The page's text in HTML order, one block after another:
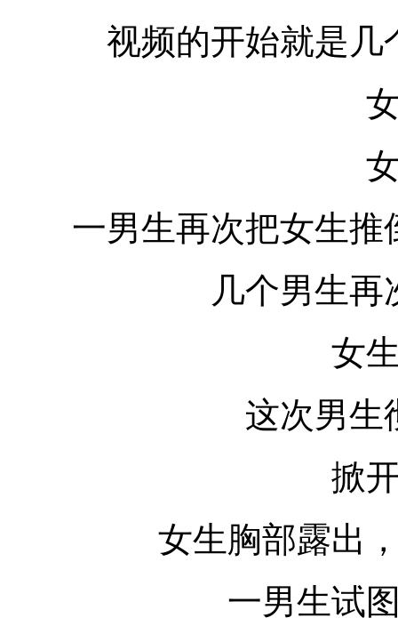
视频的开始就是几
一男生再次把女生
几个男生
女
这次男生
掀
女生胸部露出
一男生试